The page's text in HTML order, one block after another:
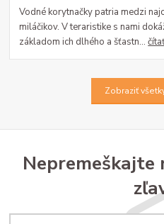
Vodné korytnačky patria medzi
miláčikov. V teraristike s nami
základom ich dlhého a šťastn...
Zobraziť
Nepremeškajte